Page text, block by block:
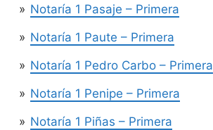
Notaría 1 Pasaje – Primera
Notaría 1 Paute – Primera
Notaría 1 Pedro Carbo – Primera
Notaría 1 Penipe – Primera
Notaría 1 Piñas – Primera